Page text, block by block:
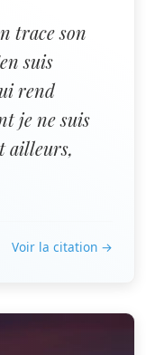
trace son
suis
rend
je ne suis
ailleurs,
Voir la citation →